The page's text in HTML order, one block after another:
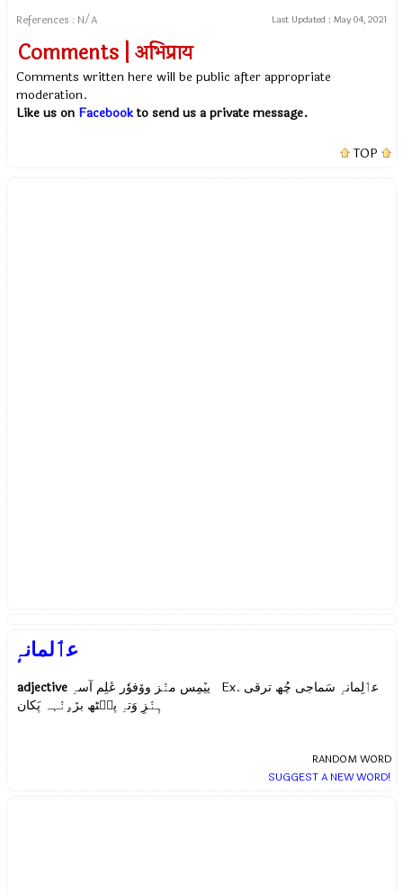
References : N/A Last Updated : May 04, 2021
Comments | अभिप्राय
Comments written here will be public after appropriate
moderation.
Like us on Facebookto send us a private message.
TOP
عٲلمانہٕ
adjective ییٚمِس منٛز ووٚفوٗر عٔلِم آسہِ Ex. عٲلِمانہٕ سَماجی چُھ ترقی
ہٕنٛزِ وَتہِ پٮ۪ٹھ برٚۄنٛہہ پَکان
RANDOM WORD
SUGGEST A NEW WORD!